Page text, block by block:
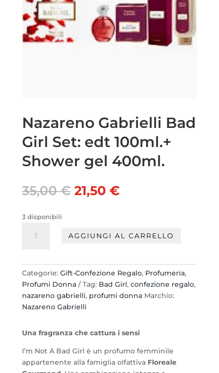
Nazareno Gabrielli Bad
Girl Set: edt 100ml.+
Shower gel 400ml.
35,00€ Il
prezzo
35,00 €.
21,50 €Il
21,50 €.
3 disponibili
Gabrielli
Set:
edt
100ml.+
Shower
400ml.
AGGIUNGI AL CARRELLO
Categorie: Gift-Confezione Regalo, Profumeria,
Profumi Donna
Tag: Bad Girl, confezione regalo,
nazareno gabrielli, profumi donna Marchio:
Nazareno Gabrielli
Una fragranza che cattura i sensi
I’m Not A Bad Girl è un profumo femminile
appartenente alla famiglia olfattiva Floreale